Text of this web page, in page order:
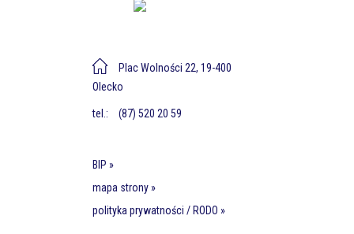
Plac Wolności 22, 19-400
Olecko
tel.: (87) 520 20 59
BIP »
mapa strony »
polityka prywatności / RODO »